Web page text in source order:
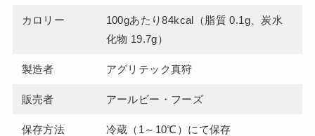
カロリー
100gあたり84kcal（脂質 0.1g、炭水
化物 19.7g）
製造者 アグリテック真狩
販売者 アールビー・フーズ
保存方法 冷蔵（1～10℃）にて保存